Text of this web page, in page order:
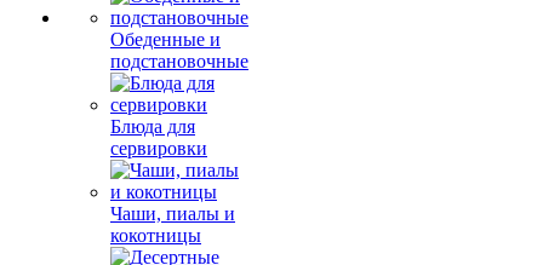
Обеденные и
подстановочные
Блюда для
сервировки
Чаши, пиалы и
кокотницы